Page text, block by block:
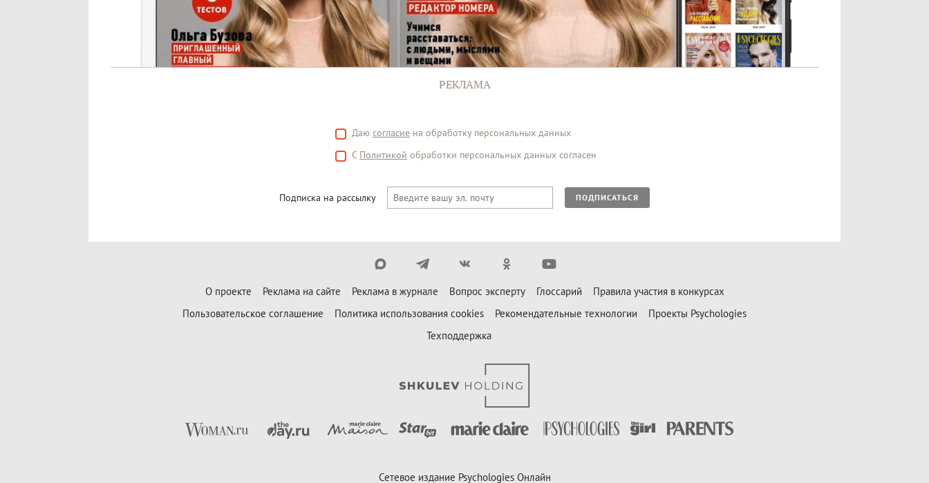
РЕКЛАМА
Даю согласие на обработку персональных данных
С Политикой обработки персональных данных согласен
Подписка на рассылку ПОДПИСАТЬСЯ
О проекте Реклама на сайте Реклама в журнале Вопрос эксперту Глоссарий
Правила участия в конкурсах
Пользовательское соглашение
Политика использования cookies Рекомендательные технологии
Проекты Psychologies
Техподдержка
Сетевое издание Psychologies Онлайн